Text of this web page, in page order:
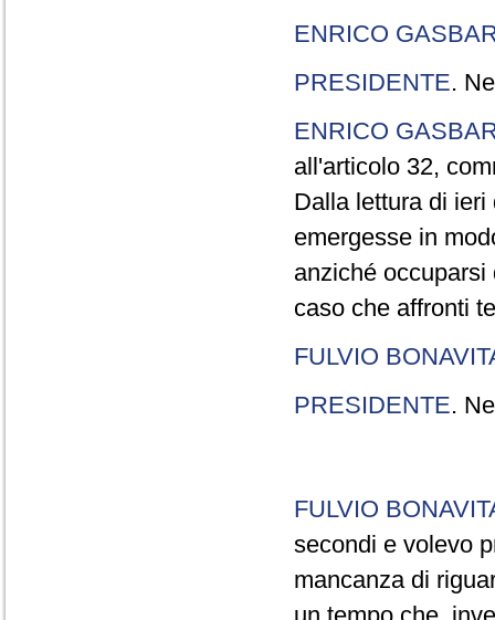
ENRICO
PRESIDENTE.
ENRICO
all'articolo 32,
Dalla lettura di
emergesse in
anziché
caso che affronti
FULVIO
PRESIDENTE.
FULVIO
secondi e volevo
mancanza di